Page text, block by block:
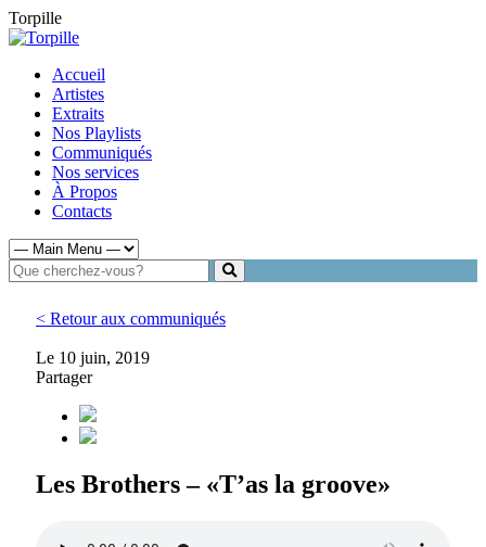
Torpille
Accueil
Artistes
Extraits
Nos Playlists
Communiqués
Nos services
À Propos
Contacts
< Retour aux communiqués
Le 10 juin, 2019
Partager
Les Brothers – «T’as la groove»